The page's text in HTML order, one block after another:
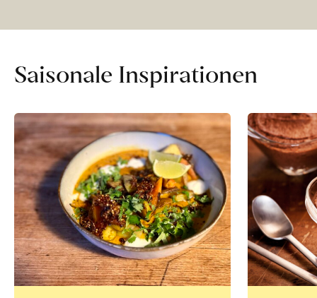
Saisonale Inspirationen